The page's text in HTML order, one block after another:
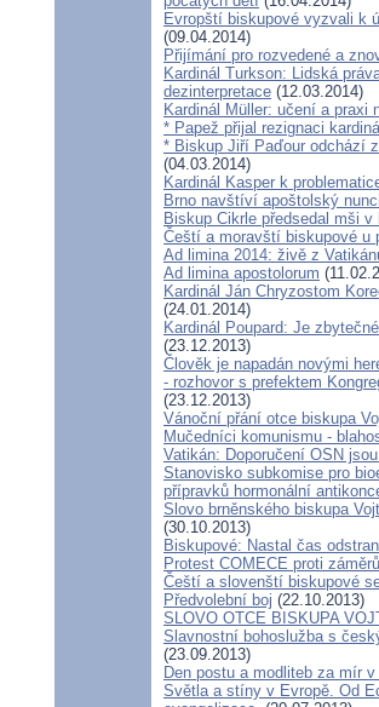
Evropští biskupové vyzvali k
(09.04.2014)
Přijímání pro rozvedené a
Kardinál Turkson: Lidská
dezinterpretace (12.03.2014)
Kardinál Müller: učení a praxi
* Papež přijal rezignaci
* Biskup Jiří Paďour odchází
(04.03.2014)
Kardinál Kasper k
Brno navštíví apoštolský
Biskup Cikrle předsedal mši
Čeští a moravští biskupové u
Ad limina 2014: živě z
Ad limina apostolorum
Kardinál Ján Chryzostom
(24.01.2014)
Kardinál Poupard: Je
(23.12.2013)
Člověk je napadán novými
- rozhovor s prefektem
(23.12.2013)
Vánoční přání otce biskupa
Mučedníci komunismu -
Vatikán: Doporučení OSN
Stanovisko subkomise pro
přípravků hormonální
Slovo brněnského biskupa
(30.10.2013)
Biskupové: Nastal čas
Protest COMECE proti
Čeští a slovenští biskupové
Předvolební boj (22.10.2013)
SLOVO OTCE BISKUPA
Slavnostní bohoslužba s
(23.09.2013)
Den postu a modliteb za mír
Světla a stíny v Evropě. Od